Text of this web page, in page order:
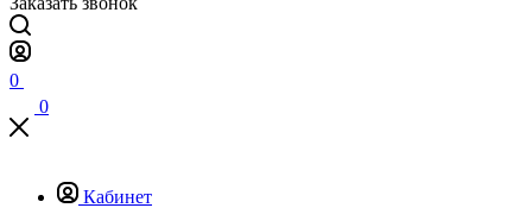
0
0
Кабинет